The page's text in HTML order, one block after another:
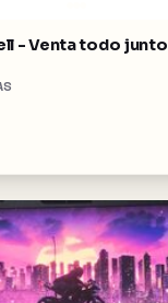
- Venta todo junto